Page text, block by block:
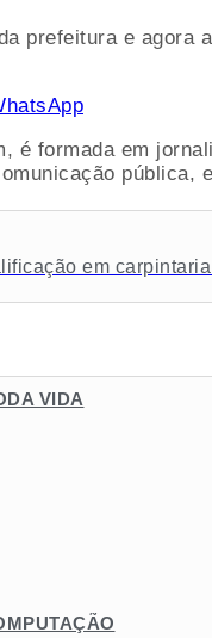
prefeitura e agora
é formada em
VIDA